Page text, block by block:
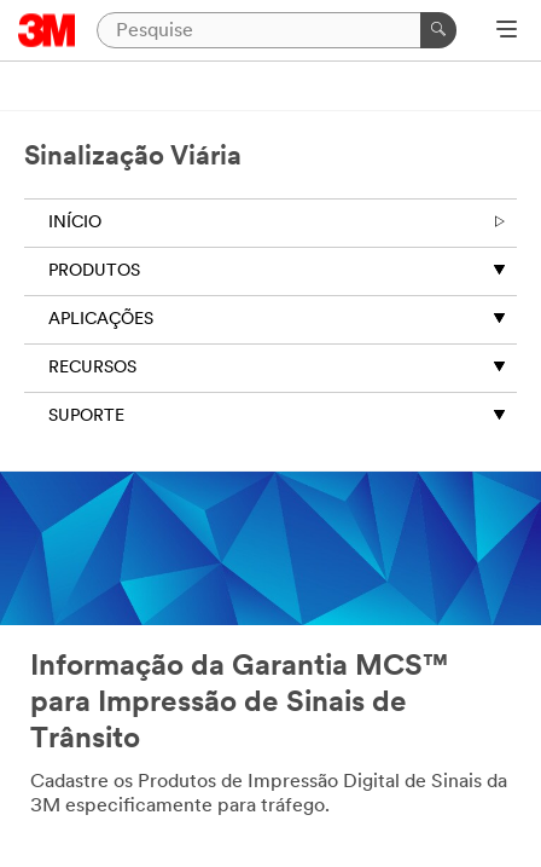
Sinalização Viária
INÍCIO
PRODUTOS
APLICAÇÕES
RECURSOS
SUPORTE
Informação da Garantia MCS™
para Impressão de Sinais de
Trânsito
Cadastre os Produtos de Impressão Digital de Sinais da
3M especificamente para tráfego.